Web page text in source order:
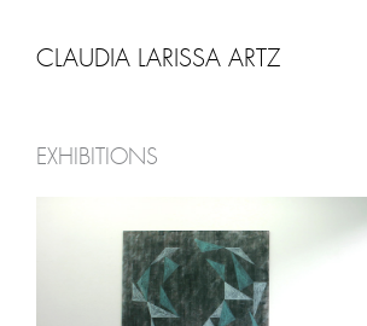
Inhalt
CLAUDIA LARISSA ARTZ
EXHIBITIONS